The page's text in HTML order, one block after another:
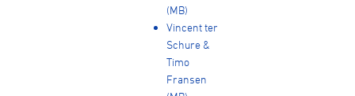
(MB)
Vincent ter
Schure &
Timo
Fransen